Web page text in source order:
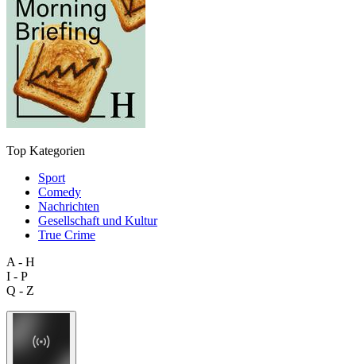
Top Kategorien
Sport
Comedy
Nachrichten
Gesellschaft und Kultur
True Crime
A - H
I - P
Q - Z